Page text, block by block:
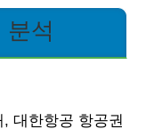
분석
대한항공 항공권